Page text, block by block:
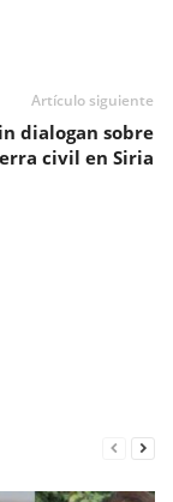
Artículo siguiente
dialogan sobre
civil en Siria